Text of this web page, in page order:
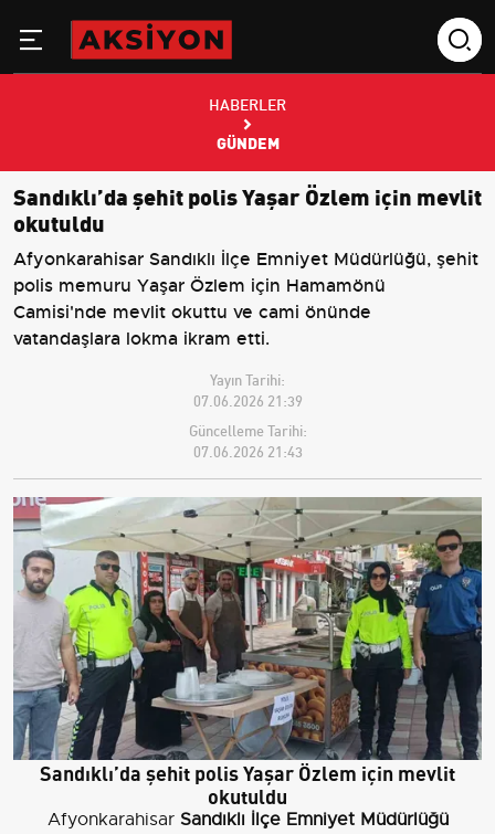
HABERLER
GÜNDEM
Sandıklı’da şehit polis Yaşar Özlem için mevlit
okutuldu
Afyonkarahisar Sandıklı İlçe Emniyet Müdürlüğü, şehit
polis memuru Yaşar Özlem için Hamamönü
Camisi'nde mevlit okuttu ve cami önünde
vatandaşlara lokma ikram etti.
Yayın Tarihi:
07.06.2026 21:39
Güncelleme Tarihi:
07.06.2026 21:43
Sandıklı’da şehit polis Yaşar Özlem için mevlit
okutuldu
Afyonkarahisar Sandıklı İlçe Emniyet Müdürlüğü